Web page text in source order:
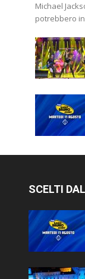
Michael
potrebbero
SCELTI